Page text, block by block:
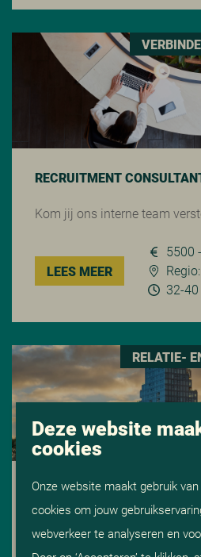
RECRUITMENT
Kom jij ons interne team
LEES MEER
5500
32-
RELATIE-
RECRUITMENT
TECHNIEK
Kom jij ons interne team
Deze website
cookies
Onze website maakt gebruik
cookies om jouw
webverkeer te analyseren en